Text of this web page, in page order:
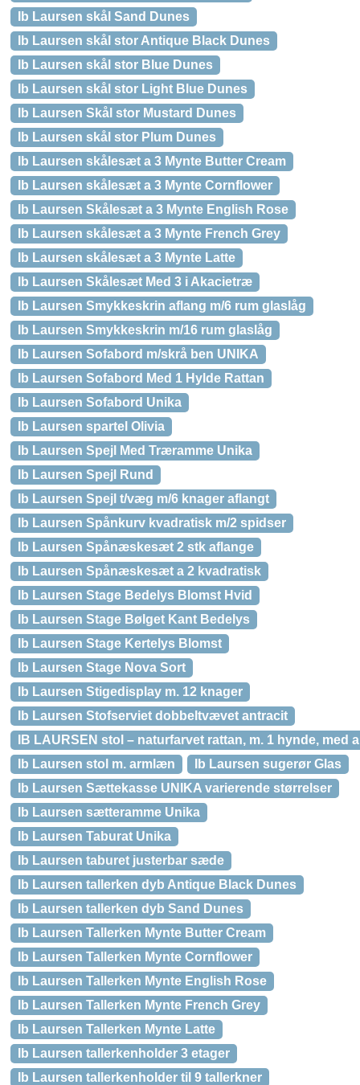
Ib Laursen skål Sand Dunes
Ib Laursen skål stor Antique Black Dunes
Ib Laursen skål stor Blue Dunes
Ib Laursen skål stor Light Blue Dunes
Ib Laursen Skål stor Mustard Dunes
Ib Laursen skål stor Plum Dunes
Ib Laursen skålesæt a 3 Mynte Butter Cream
Ib Laursen skålesæt a 3 Mynte Cornflower
Ib Laursen Skålesæt a 3 Mynte English Rose
Ib Laursen skålesæt a 3 Mynte French Grey
Ib Laursen skålesæt a 3 Mynte Latte
Ib Laursen Skålesæt Med 3 i Akacietræ
Ib Laursen Smykkeskrin aflang m/6 rum glaslåg
Ib Laursen Smykkeskrin m/16 rum glaslåg
Ib Laursen Sofabord m/skrå ben UNIKA
Ib Laursen Sofabord Med 1 Hylde Rattan
Ib Laursen Sofabord Unika
Ib Laursen spartel Olivia
Ib Laursen Spejl Med Træramme Unika
Ib Laursen Spejl Rund
Ib Laursen Spejl t/væg m/6 knager aflangt
Ib Laursen Spånkurv kvadratisk m/2 spidser
Ib Laursen Spånæskesæt 2 stk aflange
Ib Laursen Spånæskesæt a 2 kvadratisk
Ib Laursen Stage Bedelys Blomst Hvid
Ib Laursen Stage Bølget Kant Bedelys
Ib Laursen Stage Kertelys Blomst
Ib Laursen Stage Nova Sort
Ib Laursen Stigedisplay m. 12 knager
Ib Laursen Stofserviet dobbeltvævet antracit
IB LAURSEN stol – naturfarvet rattan, m. 1 hynde, med
Ib Laursen stol m. armlæn
Ib Laursen sugerør Glas
Ib Laursen Sættekasse UNIKA varierende størrelser
Ib Laursen sætteramme Unika
Ib Laursen Taburat Unika
Ib Laursen taburet justerbar sæde
Ib Laursen tallerken dyb Antique Black Dunes
Ib Laursen tallerken dyb Sand Dunes
Ib Laursen Tallerken Mynte Butter Cream
Ib Laursen Tallerken Mynte Cornflower
Ib Laursen Tallerken Mynte English Rose
Ib Laursen Tallerken Mynte French Grey
Ib Laursen Tallerken Mynte Latte
Ib Laursen tallerkenholder 3 etager
Ib Laursen tallerkenholder til 9 tallerkner